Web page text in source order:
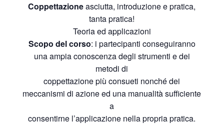
Coppettazioneasciutta, introduzione e pratica,
tanta pratica!
Teoria ed applicazioni
Scopo del corso: i partecipanti conseguiranno
una ampia conoscenza degli strumenti e dei
metodi di
coppettazione più consueti nonché dei
meccanismi di azione ed una manualità sufficiente
a
consentirne l’applicazione nella propria pratica.